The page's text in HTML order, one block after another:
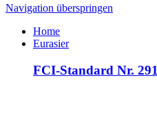
Navigation überspringen
Home
Eurasier
FCI-Standard Nr. 291